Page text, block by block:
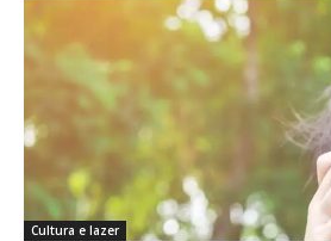
Cultura e lazer